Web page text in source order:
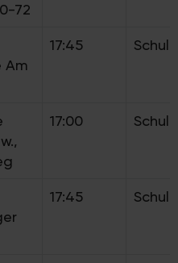
72
Am
17:45
17:00
17:45